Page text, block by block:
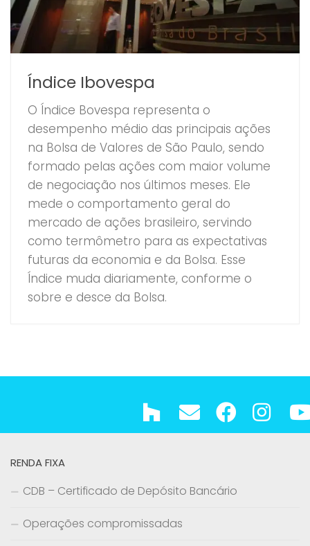
Índice Ibovespa
O Índice Bovespa representa o
desempenho médio das principais ações
na Bolsa de Valores de São Paulo, sendo
formado pelas ações com maior volume
de negociação nos últimos meses. Ele
mede o comportamento geral do
mercado de ações brasileiro, servindo
como termômetro para as expectativas
futuras da economia e da Bolsa. Esse
Índice muda diariamente, conforme o
sobre e desce da Bolsa.
RENDA FIXA
CDB – Certificado de Depósito Bancário
Operações compromissadas